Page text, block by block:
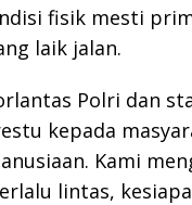
fisik mesti
laik jalan.
Polri dan
kepada
Kami
lintas,